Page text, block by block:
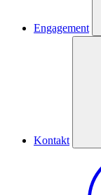
Engagement
Kontakt